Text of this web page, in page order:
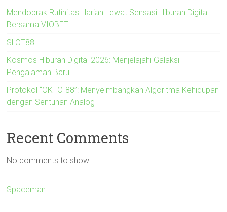
Mendobrak Rutinitas Harian Lewat Sensasi Hiburan Digital
Bersama VIOBET
SLOT88
Kosmos Hiburan Digital 2026: Menjelajahi Galaksi
Pengalaman Baru
Protokol “OKTO-88”: Menyeimbangkan Algoritma Kehidupan
dengan Sentuhan Analog
Recent Comments
No comments to show.
Spaceman